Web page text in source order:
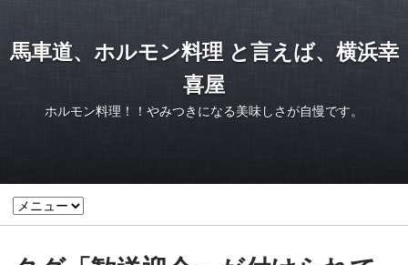
馬車道、ホルモン料理 と言えば、横浜幸
喜屋
ホルモン料理！！やみつきになる美味しさが自慢です。